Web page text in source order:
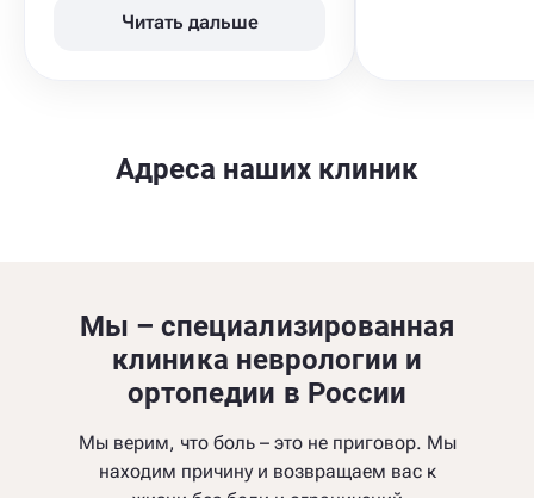
Читать дальше
Адреса наших клиник
Мы – специализированная
клиника неврологии и
ортопедии в России
Мы верим, что боль – это не приговор. Мы
находим причину и возвращаем вас к